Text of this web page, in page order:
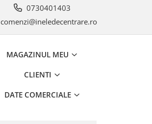
0730401403
comenzi@ineledecentrare.ro
MAGAZINUL MEU
CLIENTI
DATE COMERCIALE